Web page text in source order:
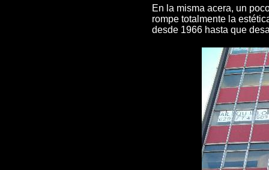
En la misma acera, un
rompe totalmente la
desde 1966 hasta que